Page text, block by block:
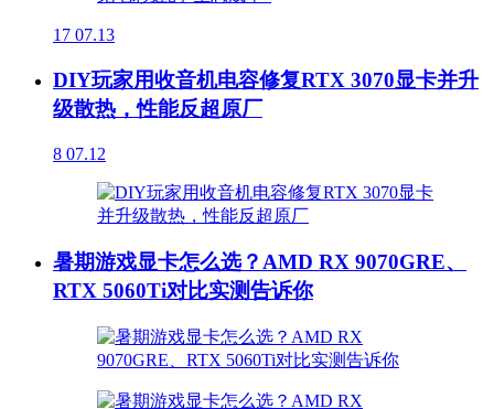
17 07.13
DIY玩家用收音机电容修复RTX 3070显卡并升
级散热，性能反超原厂
8 07.12
暑期游戏显卡怎么选？AMD RX 9070GRE、
RTX 5060Ti对比实测告诉你